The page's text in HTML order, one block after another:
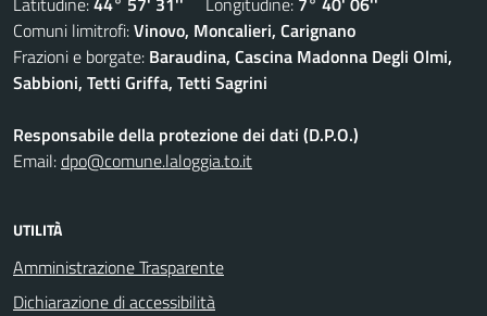
Comuni limitrofi:Vinovo, Moncalieri, Carignano
Frazioni e borgate: Baraudina, Cascina Madonna Degli Olmi,
Sabbioni, Tetti Griffa, Tetti Sagrini
Responsabile della protezione dei dati (D.P.O.)
Email:dpo@comune.laloggia.to.it
UTILITÀ
Amministrazione Trasparente
Dichiarazione di accessibilità